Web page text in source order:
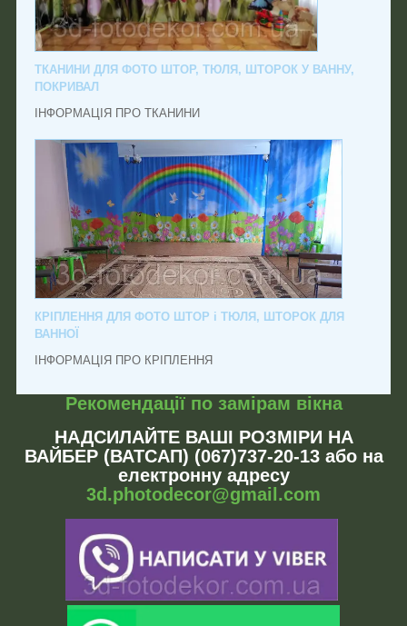
ТКАНИНИ ДЛЯ ФОТО ШТОР, ТЮЛЯ, ШТОРОК У ВАННУ,
ПОКРИВАЛ
ІНФОРМАЦІЯ ПРО ТКАНИНИ
КРІПЛЕННЯ ДЛЯ ФОТО ШТОР і ТЮЛЯ, ШТОРОК ДЛЯ
ВАННОЇ
ІНФОРМАЦІЯ ПРО КРІПЛЕННЯ
Рекомендації по замірам вікна
НАДСИЛАЙТЕ ВАШІ РОЗМІРИ НА
ВАЙБЕР (ВАТСАП) (067)737-20-13 або на
електронну адресу
3d.photodecor@gmail.com